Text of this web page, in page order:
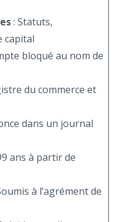
: Statuts,
capital
bloqué au nom de
du commerce et
dans un journal
ans à partir de
à l’agrément de